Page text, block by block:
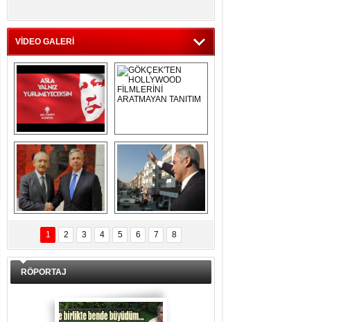
VİDEO GALERİ
Asla Yalnız
Yürümeyeceksin
Uzun Adam
GÖKÇEK'TEN
HOLLYWOOD
FİLMLERİNİ
ARATMAYAN
TANITIM
DAL İÇERİ ZÜBÜK!
ERCAN ŞİMŞEK
GÖLBAŞI'NDA
KASIRGA ETKİSİ
YARATTI !
1 2 3 4 5 6 7 8
RÖPORTAJ